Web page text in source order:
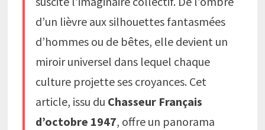
d’un lièvre aux silhouettes fantasmées
d’hommes ou de bêtes, elle devient un
miroir universel dans lequel chaque
culture projette ses croyances. Cet
article, issu du Chasseur Français
d’octobre 1947, offre un panorama